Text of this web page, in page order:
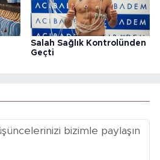
Salah Sağlık Kontrolünden
Geçti